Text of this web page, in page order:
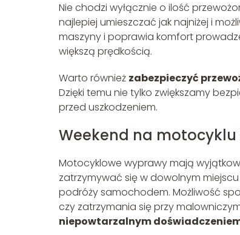
Nie chodzi wyłącznie o ilość
najlepiej umieszczać jak najniżej i
maszyny i poprawia komfort
większą prędkością.
Warto również zabezpieczyć
Dzięki temu nie tylko zwiększamy
przed uszkodzeniem.
Weekend na motocyklu
Motocyklowe wyprawy mają
zatrzymywać się w dowolnym
podróży samochodem. Możliwość
czy zatrzymania się przy
niepowtarzalnym